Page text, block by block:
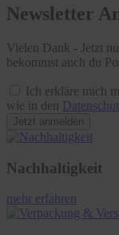
Newsletter
Vielen Dank - Jetzt
bekommst auch du
Ich erkläre mich
wie in den
Jetzt anmelden
Nachhaltigkeit
mehr erfahren